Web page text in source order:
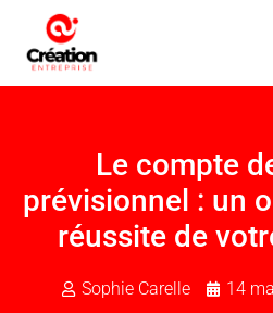
Le compte
prévisionnel : un
réussite de
Sophie Carelle 14